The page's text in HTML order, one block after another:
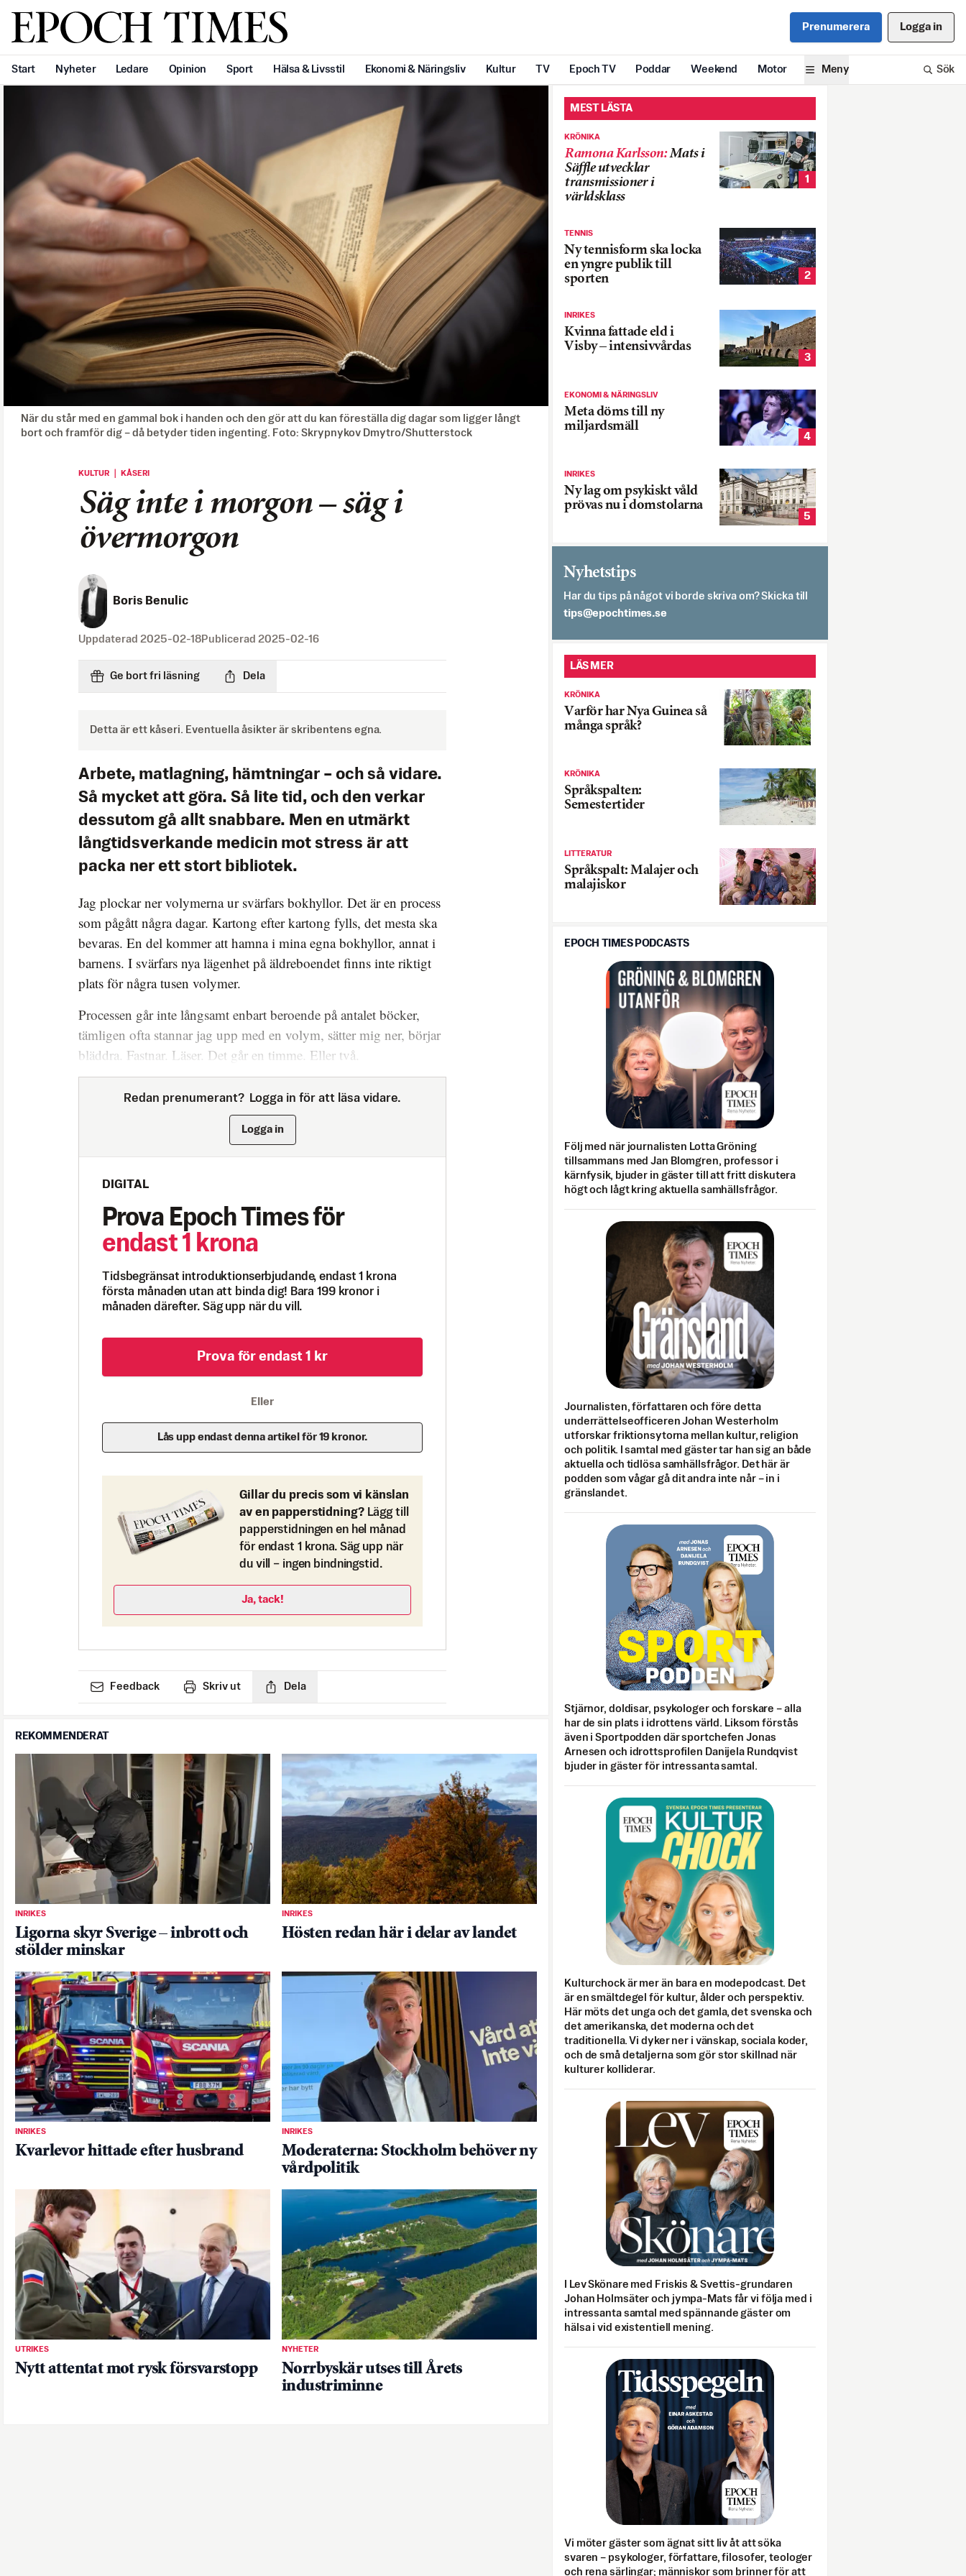
Svenska Epoch Times Prenumerera Logga in
Start Nyheter Ledare Opinion Sport Hälsa & Livsstil Ekonomi & Näringsliv Kultur TV Epoch TV Poddar Weekend Motor Meny Sök
När du står med en gammal bok i handen och den gör att du kan före­ställa dig dagar som ligger långt
bort och framför dig – då betyder tiden ingenting. Foto: Skrypnykov Dmytro/Shutterstock
KULTUR ｜ KÅSERI
Säg inte i morgon – säg i
övermorgon
Boris Benulic
Uppdaterad 2025-02-18 Publicerad 2025-02-16
Ge bort fri läsning Dela
Detta är ett kåseri. Eventuella åsikter är skribentens egna.
Arbete, matlagning, hämtningar – och så vidare.
Så mycket att göra. Så lite tid, och den verkar
dessutom gå allt snabbare. Men en utmärkt
långtidsverkande medicin mot stress är att
packa ner ett stort bibliotek.
Jag plockar ner volymerna ur svärfars bokhyllor. Det är en process
som pågått några dagar. Kartong efter kartong fylls, det mesta ska
bevaras. En del kommer att hamna i mina egna bokhyllor, annat i
barnens. I svärfars nya lägenhet på äldreboendet finns inte riktigt
plats för några tusen volymer.
Processen går inte långsamt enbart beroende på antalet böcker,
tämligen ofta stannar jag upp med en volym, sätter mig ner, börjar
bläddra. Fastnar. Läser. Det går en timme. Eller två.
Redan prenumerant? Logga in för att läsa vidare.
Logga in
DIGITAL
Prova Epoch Times för
endast 1 krona
Tidsbegränsat introduktionserbjudande, endast 1 krona
första månaden utan att binda dig! Bara 199 kronor i
månaden därefter. Säg upp när du vill.
Prova för endast 1 kr
Eller
Lås upp endast denna artikel för 19 kronor.
Gillar du precis som vi känslan
av en papperstidning? Lägg till
papperstidningen en hel månad
för endast 1 krona. Säg upp när
du vill – ingen bindningstid.
Ja, tack!
Feedback Skriv ut Dela
REKOMMENDERAT
INRIKES
Ligorna skyr Sverige – inbrott och
stölder minskar
INRIKES
Hösten redan här i delar av landet
INRIKES
Kvarlevor hittade efter husbrand
INRIKES
Moderaterna: Stockholm behöver ny
vårdpolitik
UTRIKES
Nytt attentat mot rysk försvarstopp
NYHETER
Norrbyskär utses till Årets
industriminne
MEST LÄSTA
KRÖNIKA
Ramona Karlsson:Mats i
Säffle utvecklar
transmissioner i
världsklass
1
TENNIS
Ny tennisform ska locka
en yngre publik till
sporten
2
INRIKES
Kvinna fattade eld i
Visby – intensivvårdas
3
EKONOMI & NÄRINGSLIV
Meta döms till ny
miljardsmäll
4
INRIKES
Ny lag om psykiskt våld
prövas nu i domstolarna
5
Nyhetstips
Har du tips på något vi borde skriva om? Skicka till
es.semithcope@spit
LÄS MER
KRÖNIKA
Varför har Nya Guinea så
många språk?
KRÖNIKA
Språkspalten:
Semestertider
LITTERATUR
Språkspalt: Malajer och
malajiskor
EPOCH TIMES PODCASTS
Följ med när journalisten Lotta Gröning
tillsammans med Jan Blomgren, professor i
kärnfysik, bjuder in gäster till att fritt diskutera
högt och lågt kring aktuella samhällsfrågor.
Journalisten, författaren och före detta
underrättelseofficeren Johan Westerholm
utforskar friktionsytorna mellan kultur, religion
och politik. I samtal med gäster tar han sig an både
aktuella och tidlösa samhällsfrågor. Det här är
podden som vågar gå dit andra inte når – in i
gränslandet.
Stjärnor, doldisar, psykologer och forskare – alla
har de sin plats i idrottens värld. Liksom förstås
även i Sportpodden där sportchefen Jonas
Arnesen och idrottsprofilen Danijela Rundqvist
bjuder in gäster för intressanta samtal.
Kulturchock är mer än bara en modepodcast. Det
är en smältdegel för kultur, ålder och perspektiv.
Här möts det unga och det gamla, det svenska och
det amerikanska, det moderna och det
traditionella. Vi dyker ner i vänskap, sociala koder,
och de små detaljerna som gör stor skillnad när
kulturer kolliderar.
I Lev Skönare med Friskis & Svettis-grundaren
Johan Holmsäter och jympa-Mats får vi följa med i
intressanta samtal med spännande gäster om
hälsa i vid existentiell mening.
Vi möter gäster som ägnat sitt liv åt att söka
svaren – psykologer, författare, filosofer, teologer
och rena särlingar; människor som brinner för att